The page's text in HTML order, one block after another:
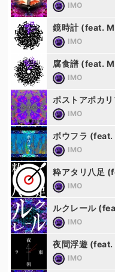
IMO
鏡時計 (feat.
IMO
腐食譜 (feat.
IMO
IMO
ボウフラ (feat.
IMO
粋アタリ八足
IMO
ルクレール
IMO
夜間浮遊 (feat.
IMO